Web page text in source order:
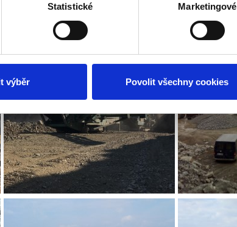
Statistické Marketingové
výběr Povolit všechny cookies